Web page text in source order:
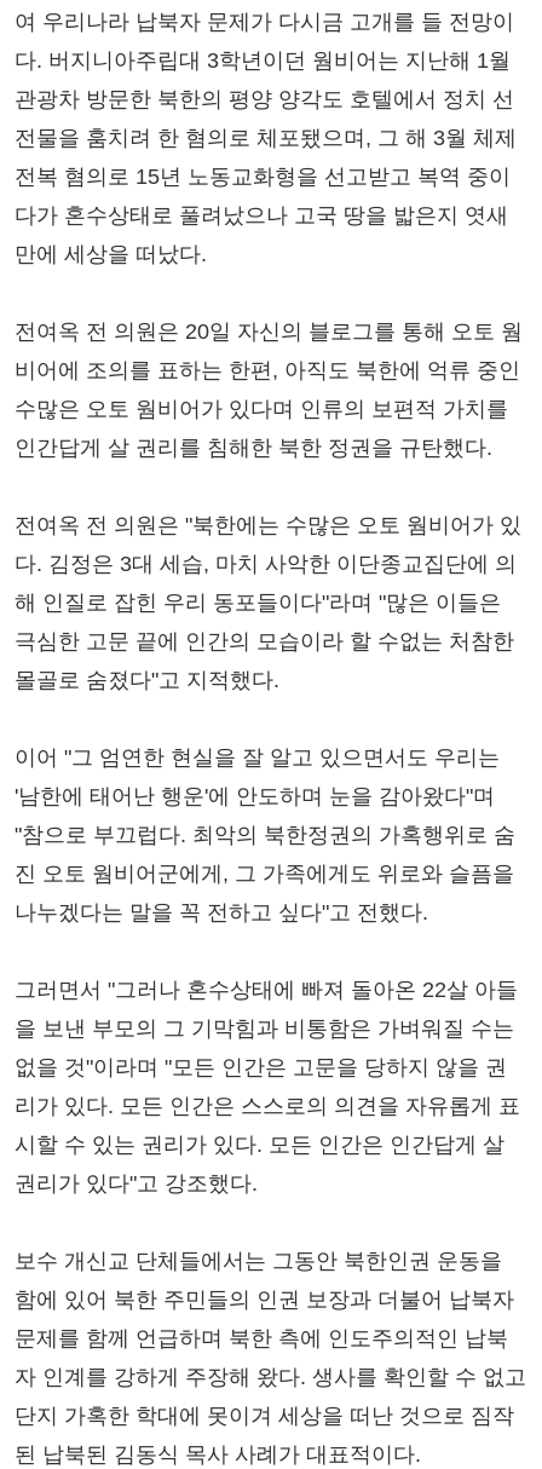
여 우리나라 납북자 문제가 다시금 고개를 들 전망이
다. 버지니아주립대 3학년이던 웜비어는 지난해 1월
관광차 방문한 북한의 평양 양각도 호텔에서 정치 선
전물을 훔치려 한 혐의로 체포됐으며, 그 해 3월 체제
전복 혐의로 15년 노동교화형을 선고받고 복역 중이
다가 혼수상태로 풀려났으나 고국 땅을 밟은지 엿새
만에 세상을 떠났다.
전여옥 전 의원은 20일 자신의 블로그를 통해 오토 웜
비어에 조의를 표하는 한편, 아직도 북한에 억류 중인
수많은 오토 웜비어가 있다며 인류의 보편적 가치를
인간답게 살 권리를 침해한 북한 정권을 규탄했다.
전여옥 전 의원은 "북한에는 수많은 오토 웜비어가 있
다. 김정은 3대 세습, 마치 사악한 이단종교집단에 의
해 인질로 잡힌 우리 동포들이다"라며 "많은 이들은
극심한 고문 끝에 인간의 모습이라 할 수없는 처참한
몰골로 숨졌다"고 지적했다.
이어 "그 엄연한 현실을 잘 알고 있으면서도 우리는
'남한에 태어난 행운'에 안도하며 눈을 감아왔다"며
"참으로 부끄럽다. 최악의 북한정권의 가혹행위로 숨
진 오토 웜비어군에게, 그 가족에게도 위로와 슬픔을
나누겠다는 말을 꼭 전하고 싶다"고 전했다.
그러면서 "그러나 혼수상태에 빠져 돌아온 22살 아들
을 보낸 부모의 그 기막힘과 비통함은 가벼워질 수는
없을 것"이라며 "모든 인간은 고문을 당하지 않을 권
리가 있다. 모든 인간은 스스로의 의견을 자유롭게 표
시할 수 있는 권리가 있다. 모든 인간은 인간답게 살
권리가 있다"고 강조했다.
보수 개신교 단체들에서는 그동안 북한인권 운동을
함에 있어 북한 주민들의 인권 보장과 더불어 납북자
문제를 함께 언급하며 북한 측에 인도주의적인 납북
자 인계를 강하게 주장해 왔다. 생사를 확인할 수 없고
단지 가혹한 학대에 못이겨 세상을 떠난 것으로 짐작
된 납북된 김동식 목사 사례가 대표적이다.